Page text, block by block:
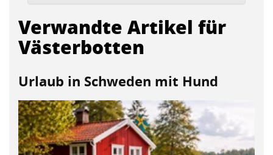
Verwandte Artikel für
Västerbotten
Urlaub in Schweden mit Hund